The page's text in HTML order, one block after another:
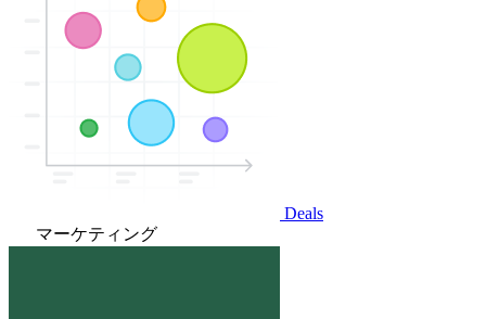
Deals
マーケティング